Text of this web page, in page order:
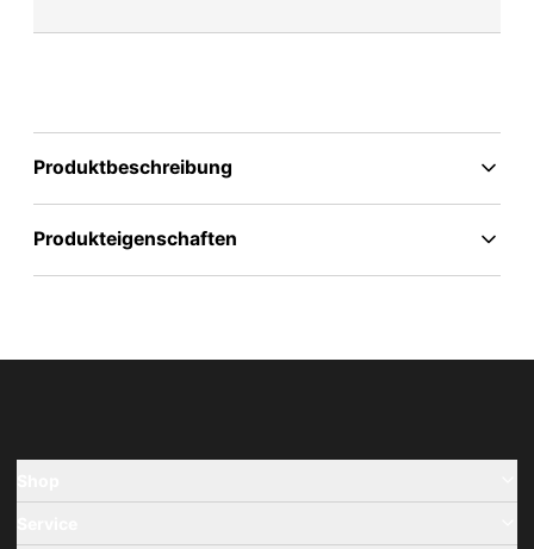
Produktbeschreibung
Produkteigenschaften